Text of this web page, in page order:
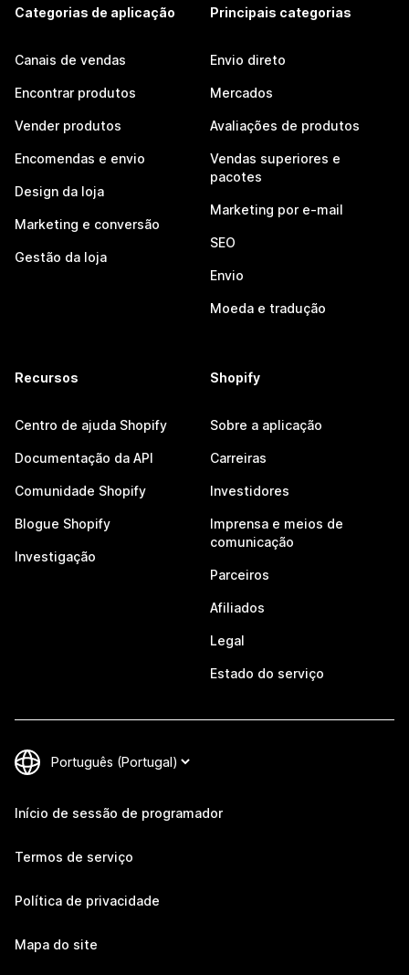
Categorias de aplicação
Canais de vendas
Encontrar produtos
Vender produtos
Encomendas e envio
Design da loja
Marketing e conversão
Gestão da loja
Principais categorias
Envio direto
Mercados
Avaliações de produtos
Vendas superiores e
pacotes
Marketing por e-mail
SEO
Envio
Moeda e tradução
Recursos
Centro de ajuda Shopify
Documentação da API
Comunidade Shopify
Blogue Shopify
Investigação
Shopify
Sobre a aplicação
Carreiras
Investidores
Imprensa e meios de
comunicação
Parceiros
Afiliados
Legal
Estado do serviço
Início de sessão de programador
Termos de serviço
Política de privacidade
Mapa do site